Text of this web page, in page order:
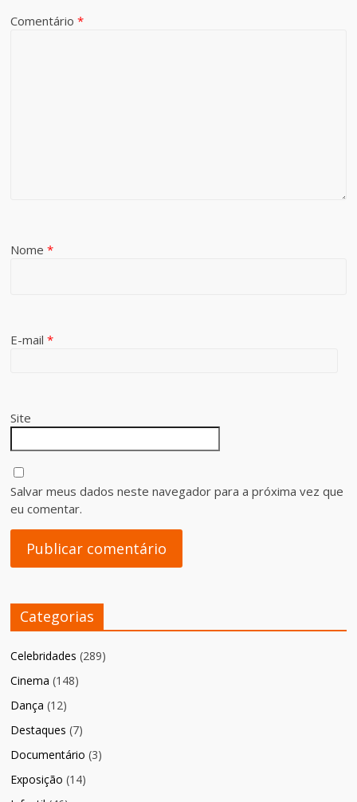
Comentário*
Nome*
E-mail*
Site
Salvar meus dados neste navegador para a próxima vez que
eu comentar.
Categorias
Celebridades (289)
Cinema (148)
Dança (12)
Destaques (7)
Documentário (3)
Exposição (14)